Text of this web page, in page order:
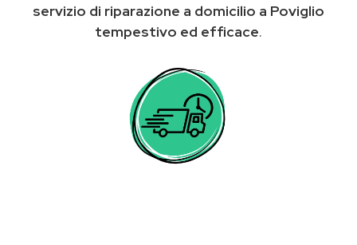
servizio di riparazione a domicilio a Poviglio
tempestivo ed efficace.